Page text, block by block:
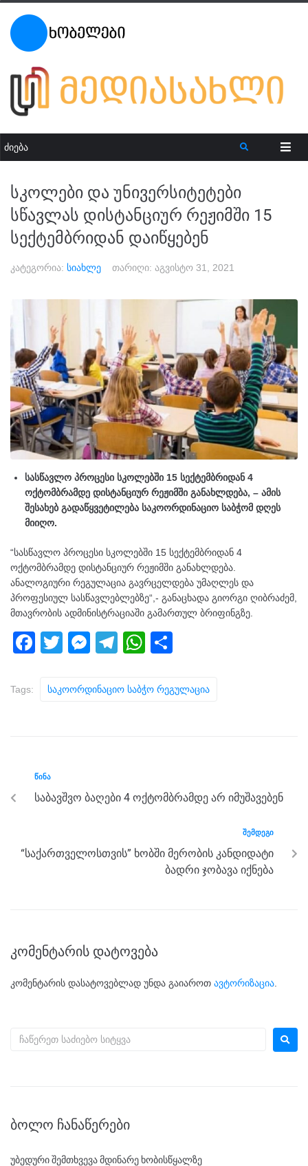
სკოლები და უნივერსიტეტები
სწავლას დისტანციურ რეჟიმში 15
სექტემბრიდან დაიწყებენ
კატეგორია: სიახლე თარიღი: აგვისტო 31, 2021
სასწავლო პროცესი სკოლებში 15 სექტემბრიდან 4
ოქტომბრამდე დისტანციურ რეჟიმში განახლდება, – ამის
შესახებ გადაწყვეტილება საკოორდინაციო საბჭომ დღეს
მიიღო.
“სასწავლო პროცესი სკოლებში 15 სექტემბრიდან 4
ოქტომბრამდე დისტანციურ რეჟიმში განახლდება.
ანალოგიური რეგულაცია გავრცელდება უმაღლეს და
პროფესიულ სასწავლებლებზე“,- განაცხადა გიორგი ღიბრაძემ,
მთავრობის ადმინისტრაციაში გამართულ ბრიფინგზე.
F
o
k
T
tt
M
ss
T
e
W
at ar
Tags: Საკოორდინაციო Საბჭო Რეგულაცია
ᲬᲘᲜᲐ
საბავშვო ბაღები 4 ოქტომბრამდე არ იმუშავებენ
ᲨᲔᲛᲓᲔᲒᲘ
“საქართველოსთვის” ხობში მერობის კანდიდატი
ბადრი ჯობავა იქნება
კომენტარის დატოვება
კომენტარის დასატოვებლად უნდა გაიაროთ ავტორიზაცია
ᲑᲝᲚᲝ ᲩᲐᲜᲐᲬᲔᲠᲔᲑᲘ
უბედური შემთხვევა მდინარე ხობისწყალზე